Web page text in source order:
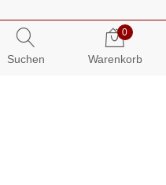
Suchen
0
Warenkorb